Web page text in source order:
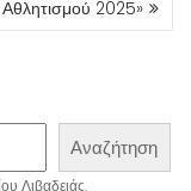
Αθλητισμού 2025»
Αναζήτηση
Λιβαδειάς.